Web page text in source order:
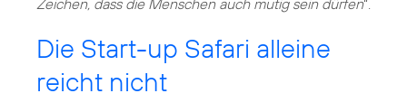
Zeichen, dass die Menschen auch mutig sein dürfen“.
Die Start-up Safari alleine
reicht nicht